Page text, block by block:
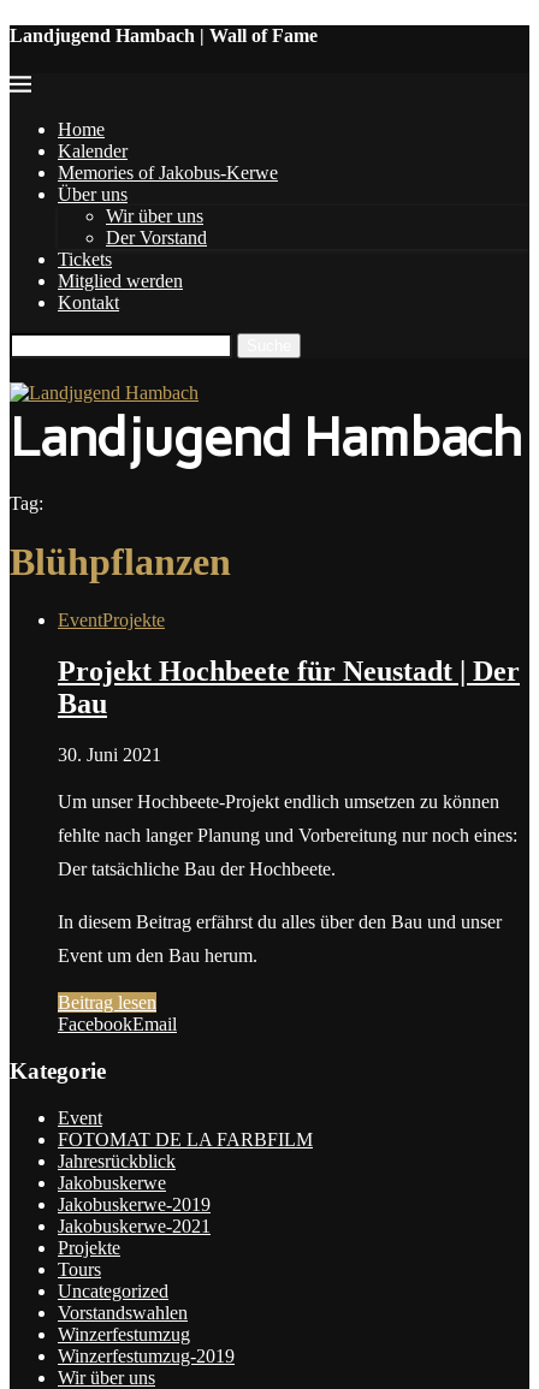
Landjugend Hambach | Wall of Fame
Home
Kalender
Memories of Jakobus-Kerwe
Über uns
Wir über uns
Der Vorstand
Tickets
Mitglied werden
Kontakt
Landjugend Hambach
Tag:
Blühpflanzen
EventProjekte
Projekt Hochbeete für Neustadt | Der
Bau
30. Juni 2021
Um unser Hochbeete-Projekt endlich umsetzen zu können
fehlte nach langer Planung und Vorbereitung nur noch eines:
Der tatsächliche Bau der Hochbeete.
In diesem Beitrag erfährst du alles über den Bau und unser
Event um den Bau herum.
Beitrag lesen
FacebookEmail
Kategorie
Event
FOTOMAT DE LA FARBFILM
Jahresrückblick
Jakobuskerwe
Jakobuskerwe-2019
Jakobuskerwe-2021
Projekte
Tours
Uncategorized
Vorstandswahlen
Winzerfestumzug
Winzerfestumzug-2019
Wir über uns